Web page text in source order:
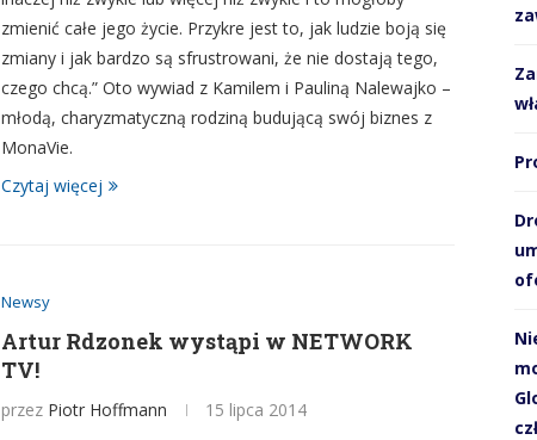
zmienić całe jego życie. Przykre jest to, jak ludzie boją się
zmiany i jak bardzo są sfrustrowani, że nie dostają tego,
czego chcą.” Oto wywiad z Kamilem i Pauliną Nalewajko –
młodą, charyzmatyczną rodziną budującą swój biznes z
MonaVie.
Czytaj więcej
Newsy
Artur Rdzonek wystąpi w NETWORK
TV!
przez Piotr Hoffmann 15 lipca 2014